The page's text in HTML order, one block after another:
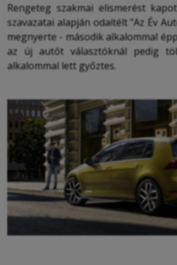
Rengeteg szakmai elismerést
szavazatai alapján odaítélt "Az Év
megnyerte - második alkalommal
az új autót választóknál pedig
alkalommal lett győztes.